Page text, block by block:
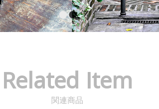
Related Item
関連商品